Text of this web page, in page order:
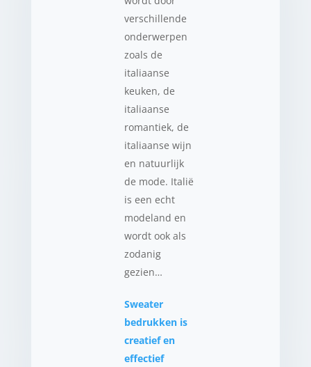
verschillende
onderwerpen
zoals de
italiaanse
keuken, de
italiaanse
romantiek, de
italiaanse wijn
en natuurlijk
de mode. Italië
is een echt
modeland en
wordt ook als
zodanig
gezien…
Sweater
bedrukken is
creatief en
effectief